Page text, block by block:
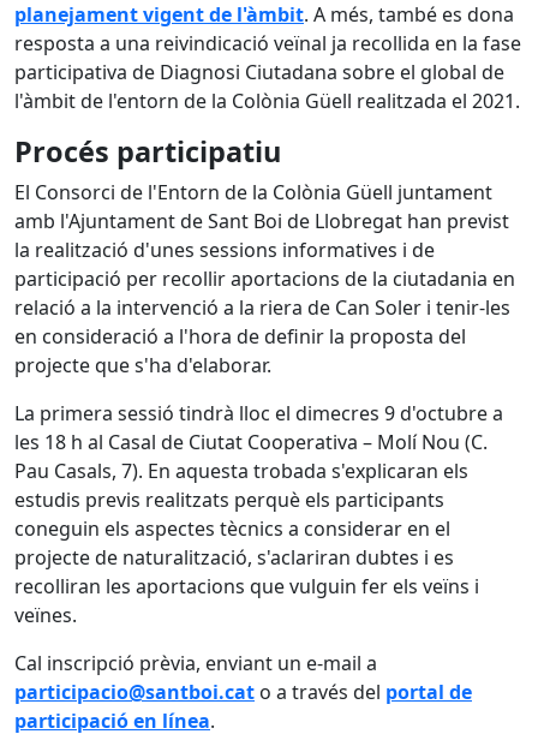
planejament vigent de l'àmbit. A més, també es dona
resposta a una reivindicació veïnal ja recollida en la fase
participativa de Diagnosi Ciutadana sobre el global de
l'àmbit de l'entorn de la Colònia Güell realitzada el 2021.
Procés participatiu
El Consorci de l'Entorn de la Colònia Güell juntament
amb l'Ajuntament de Sant Boi de Llobregat han previst
la realització d'unes sessions informatives i de
participació per recollir aportacions de la ciutadania en
relació a la intervenció a la riera de Can Soler i tenir-les
en consideració a l'hora de definir la proposta del
projecte que s'ha d'elaborar.
La primera sessió tindrà lloc el dimecres 9 d'octubre a
les 18 h al Casal de Ciutat Cooperativa – Molí Nou (C.
Pau Casals, 7). En aquesta trobada s'explicaran els
estudis previs realitzats perquè els participants
coneguin els aspectes tècnics a considerar en el
projecte de naturalització, s'aclariran dubtes i es
recolliran les aportacions que vulguin fer els veïns i
veïnes.
Cal inscripció prèvia, enviant un e-mail a
participacio@santboi.cat o a través del portal de
participació en línea.